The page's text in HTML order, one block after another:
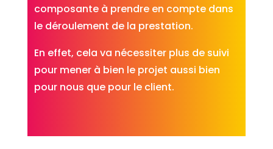
composante à prendre en compte dans
le déroulement de la prestation.
En effet, cela va nécessiter plus de suivi
pour mener à bien le projet aussi bien
pour nous que pour le client.